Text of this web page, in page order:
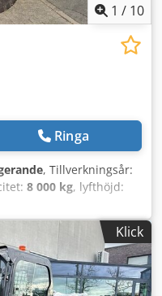
1 / 10
Ringa
, Tillverkningsår:
8 000 kg, lyfthöjd:
780 mm, effekt:59 kW
240 mm
, gaffellängd:
Diesel
, Dieseldriven
180 mm
West Masttyp:
Klick